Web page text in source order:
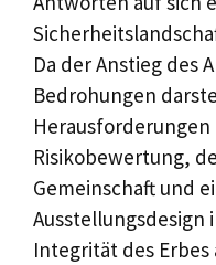
Da der Anstieg des
Bedrohungen
Risikobewertung,
Gemeinschaft und
Ausstellungsdesign
Integrität des